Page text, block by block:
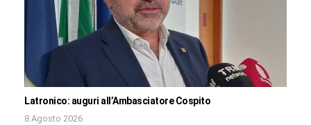
Latronico: auguri all’Ambasciatore Cospito
8 Agosto 2026